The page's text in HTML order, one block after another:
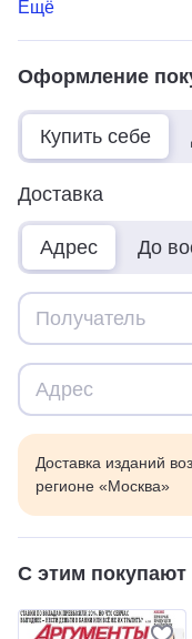
Ещё
Оформление
Купить себе
Доставка
Адрес До
Доставка изданий
регионе «Москва»
С этим покупают